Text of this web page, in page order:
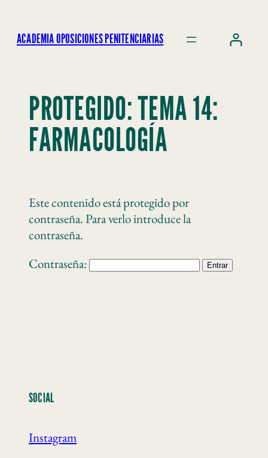
ACADEMIA OPOSICIONES PENITENCIARIAS
PROTEGIDO: TEMA 14:
FARMACOLOGÍA
Este contenido está protegido por
contraseña. Para verlo introduce la
contraseña.
Contraseña:
SOCIAL
Instagram